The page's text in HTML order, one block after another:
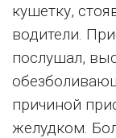
кушетку,
водители.
послушал,
причиной
желудком.